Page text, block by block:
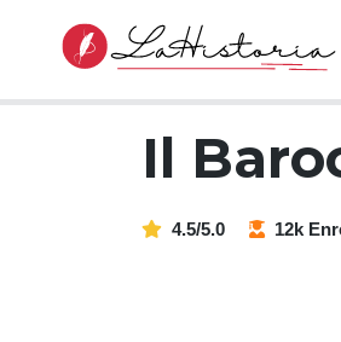
Il
4.5/5.0 12k